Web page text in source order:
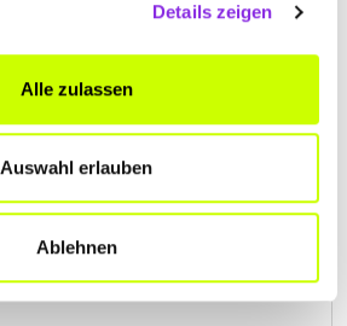
Details zeigen
Alle zulassen
Auswahl erlauben
Ablehnen